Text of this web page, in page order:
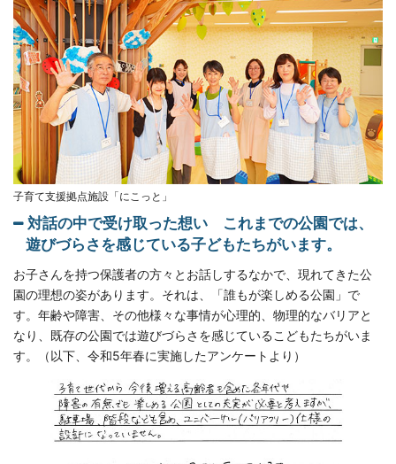
子育て支援拠点施設「にこっと」
対話の中で受け取った想い これまでの公園では、
遊びづらさを感じている子どもたちがいます。
お子さんを持つ保護者の方々とお話しするなかで、現れてきた公
園の理想の姿があります。それは、「誰もが楽しめる公園」で
す。年齢や障害、その他様々な事情が心理的、物理的なバリアと
なり、既存の公園では遊びづらさを感じているこどもたちがいま
す。（以下、令和5年春に実施したアンケートより）